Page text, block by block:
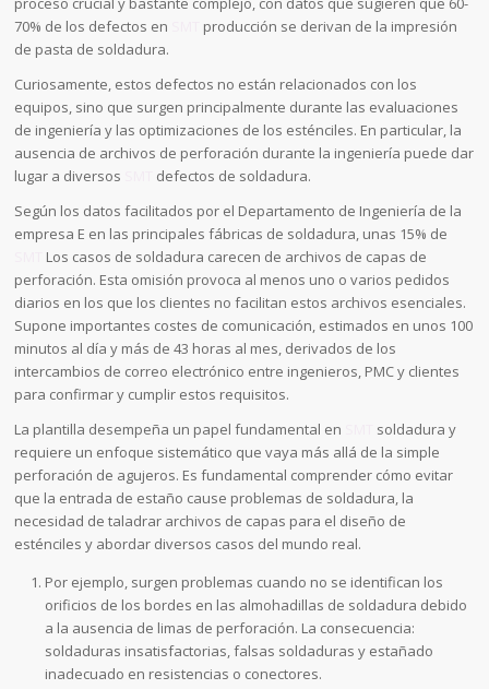
70% de los defectos en
producción se derivan de la impresión
de pasta de soldadura.
Curiosamente, estos defectos no están relacionados con los
equipos, sino que surgen principalmente durante las evaluaciones
de ingeniería y las optimizaciones de los esténciles. En particular, la
ausencia de archivos de perforación durante la ingeniería puede dar
lugar a diversos
defectos de soldadura.
Según los datos facilitados por el Departamento de Ingeniería de la
empresa E en las principales fábricas de soldadura, unas 15% de
Los casos de soldadura carecen de archivos de capas de
perforación. Esta omisión provoca al menos uno o varios pedidos
diarios en los que los clientes no facilitan estos archivos esenciales.
Supone importantes costes de comunicación, estimados en unos 100
minutos al día y más de 43 horas al mes, derivados de los
intercambios de correo electrónico entre ingenieros, PMC y clientes
para confirmar y cumplir estos requisitos.
La plantilla desempeña un papel fundamental en
soldadura y
requiere un enfoque sistemático que vaya más allá de la simple
perforación de agujeros. Es fundamental comprender cómo evitar
que la entrada de estaño cause problemas de soldadura, la
necesidad de taladrar archivos de capas para el diseño de
esténciles y abordar diversos casos del mundo real.
Por ejemplo, surgen problemas cuando no se identifican los
orificios de los bordes en las almohadillas de soldadura debido
a la ausencia de limas de perforación. La consecuencia:
soldaduras insatisfactorias, falsas soldaduras y estañado
inadecuado en resistencias o conectores.